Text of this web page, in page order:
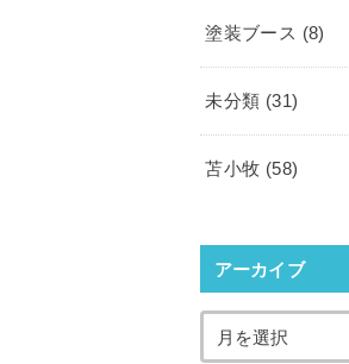
塗装ブース (8)
未分類 (31)
苫小牧 (58)
アーカイブ